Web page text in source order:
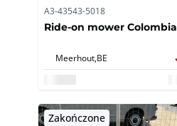
A3-43543-5018
Ride-on mower Colombia
Meerhout,BE
Zakończone